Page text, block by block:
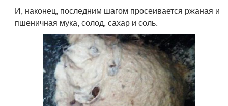
И, наконец, последним шагом просеивается ржаная и
пшеничная мука, солод, сахар и соль.